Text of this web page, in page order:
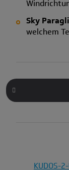
Sky
welchem
KUDOS-